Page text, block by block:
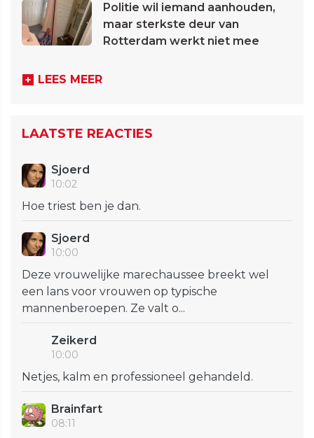
Politie wil iemand aanhouden,
maar sterkste deur van
Rotterdam werkt niet mee
LEES MEER
LAATSTE REACTIES
Sjoerd
10:02
Hoe triest ben je dan.
Sjoerd
10:00
Deze vrouwelijke marechaussee breekt wel
een lans voor vrouwen op typische
mannenberoepen. Ze valt o...
Zeikerd
10:00
Netjes, kalm en professioneel gehandeld.
Brainfart
08:11